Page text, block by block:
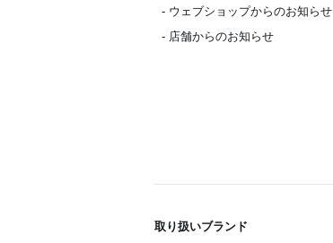
- ウェブショップからのお知らせ
- 店舗からのお知らせ
取り扱いブランド